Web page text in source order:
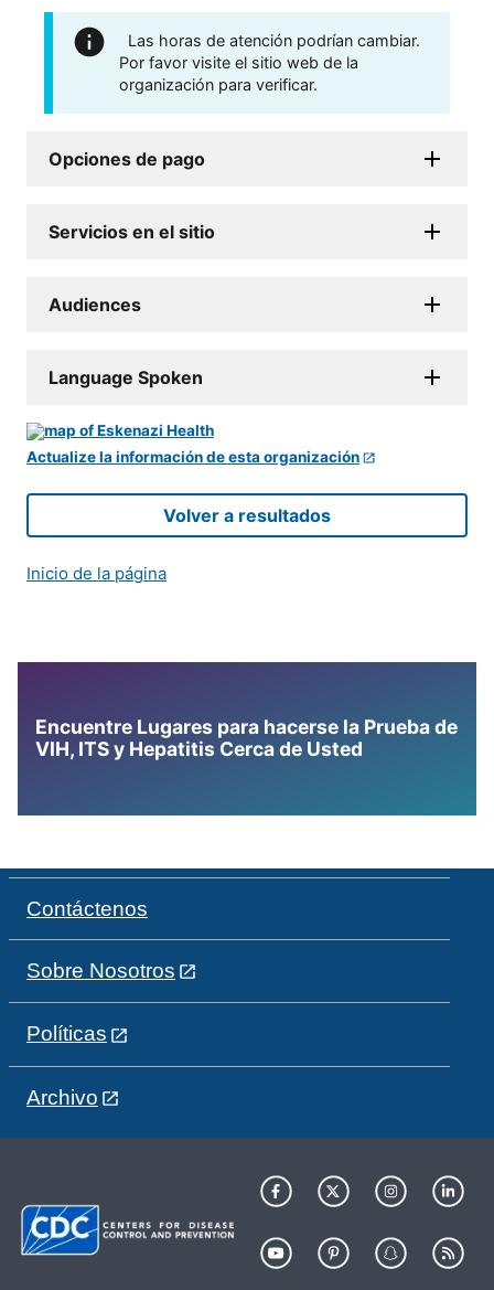
Las horas de atención podrían cambiar.
Por favor visite el sitio web de la
organización para verificar.
Opciones de pago
Servicios en el sitio
Audiences
Language Spoken
Actualize la información de esta organización
Volver a resultados
Inicio de la página
Encuentre Lugares para hacerse la Prueba de
VIH, ITS y Hepatitis Cerca de Usted
Contáctenos
Sobre Nosotros
Políticas
Archivo